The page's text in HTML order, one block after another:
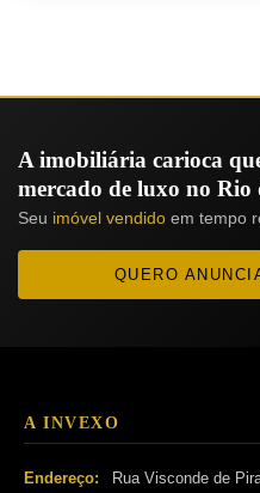
A imobiliária carioca
mercado de luxo no Rio
Seu imóvel vendido em tempo
QUERO
A INVEXO
Endereço:
Rua Visconde de